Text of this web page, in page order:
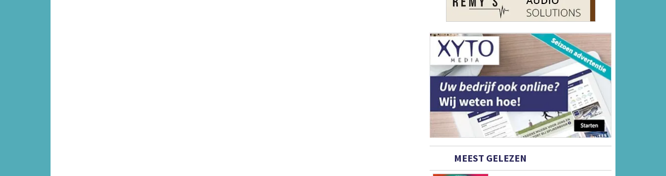
MEEST GELEZEN